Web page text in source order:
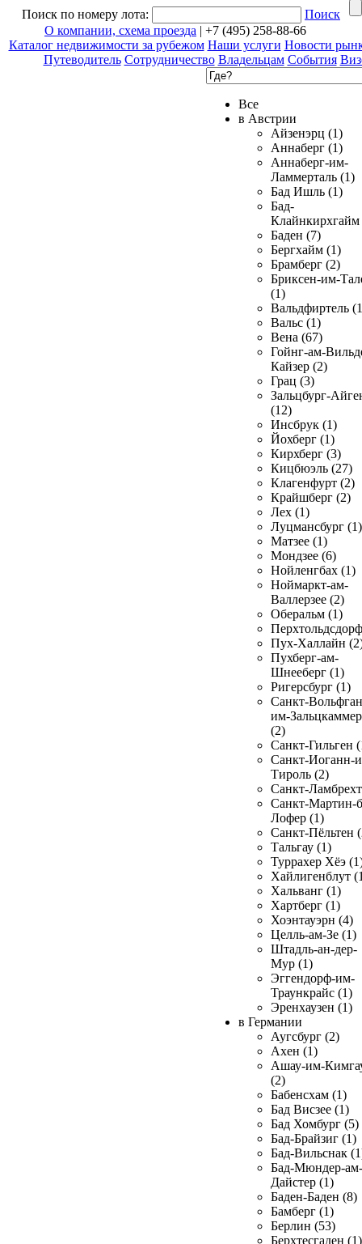
Поиск по номеру лота:
Поиск
О компании, схема проезда | +7 (495) 258-88-66
Каталог недвижимости за рубежом Наши услуги Новости
Путеводитель Сотрудничество Владельцам События
Все
в Австрии
Айзенэрц (1)
Аннаберг (1)
Аннаберг-им-
Ламмерталь (1)
Бад Ишль (1)
Бад-
Клайнкирхгайм
Баден (7)
Бергхайм (1)
Брамберг (2)
Бриксен-им-
(1)
Вальдфиртель
Вальс (1)
Вена (67)
Гойнг-ам-
Кайзер (2)
Грац (3)
Зальцбург-
(12)
Инсбрук (1)
Йохберг (1)
Кирхберг (3)
Кицбюэль (27)
Клагенфурт (2)
Крайшберг (2)
Лех (1)
Луцмансбург (1)
Матзее (1)
Мондзее (6)
Нойленгбах (1)
Ноймаркт-ам-
Валлерзее (2)
Оберальм (1)
Пух-Халлайн
Пухберг-ам-
Шнееберг (1)
Ригерсбург (1)
Санкт-
им-
(2)
Санкт-Гильген
Санкт-Иоганн-
Тироль (2)
Санкт-
Санкт-Мартин-
Лофер (1)
Санкт-Пёльтен
Тальгау (1)
Туррахер Хёэ
Хайлигенблут
Хальванг (1)
Хартберг (1)
Хоэнтауэрн (4)
Целль-ам-Зе (1)
Штадль-ан-дер-
Мур (1)
Эггендорф-им-
Траункрайс (1)
Эренхаузен (1)
в Германии
Аугсбург (2)
Ахен (1)
Ашау-им-
(2)
Бабенсхам (1)
Бад Висзее (1)
Бад Хомбург (5)
Бад-Брайзиг (1)
Бад-Вильснак
Бад-Мюндер-ам-
Дайстер (1)
Баден-Баден (8)
Бамберг (1)
Берлин (53)
Берхтесгаден (1)